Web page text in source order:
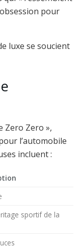
pour
Zero Zero »,
l’automobile
incluent :
sportif de la